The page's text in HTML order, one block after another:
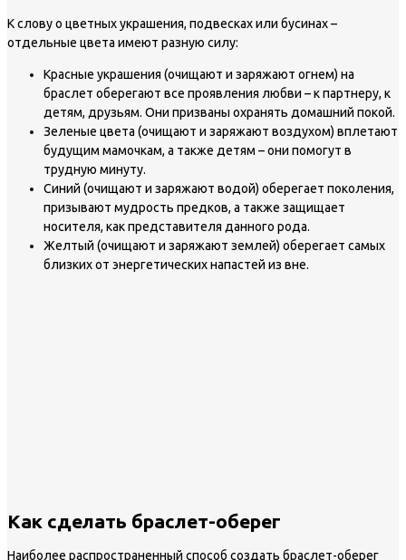
К слову о цветных украшения, подвесках или бусинах –
отдельные цвета имеют разную силу:
Красные украшения (очищают и заряжают огнем) на
браслет оберегают все проявления любви – к партнеру, к
детям, друзьям. Они призваны охранять домашний покой.
Зеленые цвета (очищают и заряжают воздухом) вплетают
будущим мамочкам, а также детям – они помогут в
трудную минуту.
Синий (очищают и заряжают водой) оберегает поколения,
призывают мудрость предков, а также защищает
носителя, как представителя данного рода.
Желтый (очищают и заряжают землей) оберегает самых
близких от энергетических напастей из вне.
Как сделать браслет-оберег
Наиболее распространенный способ создать браслет-оберег